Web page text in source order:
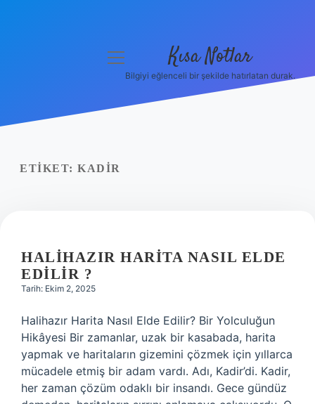
Yasal Uyarı
menüyü
Kısa Notlar
Bilgiyi eğlenceli bir şekilde hatırlatan durak.
ETIKET: KADIR
HALIHAZIR HARITA NASIL ELDE
EDILIR ?
Tarih: Ekim 2, 2025
Halihazır Harita Nasıl Elde Edilir? Bir Yolculuğun
Hikâyesi Bir zamanlar, uzak bir kasabada, harita
yapmak ve haritaların gizemini çözmek için yıllarca
mücadele etmiş bir adam vardı. Adı, Kadir’di. Kadir,
her zaman çözüm odaklı bir insandı. Gece gündüz